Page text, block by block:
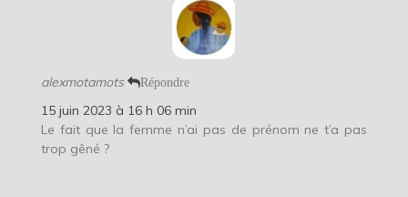
alexmotamots Répondre
15 juin 2023 à 16 h 06 min
Le fait que la femme n’ai pas de prénom ne t’a pas
trop gêné ?